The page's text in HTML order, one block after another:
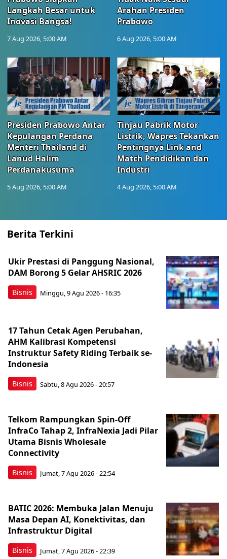
Langkah Besar untuk
Inovasi Bangsa!
7 Aug 2026, 5:00 AM
Arahan Presiden
Prabowo
6 Aug 2026, 5:00 AM
Presiden Prabowo Antar
Kepulangan Perdana
Menteri Thailand di
Lanud Halim
Perdanakusuma
5 Aug 2026, 5:00 AM
Tinjau Pabrik Motor
Listrik, Wapres Tekankan
Pentingnya Link and
Match Pendidikan dan
Industri
4 Aug 2026, 5:00 AM
Berita Terkini
Bisnis
Ukir Prestasi di Panggung Nasional,
DAM Borong 5 Gelar AHSRIC 2026
Minggu, 9 Agu 2026 - 16:35
Bisnis
17 Tahun Cetak Agen Perubahan,
AHM Kalibrasi Kompetensi
Instruktur Safety Riding Terbaik se-
Indonesia
Sabtu, 8 Agu 2026 - 20:57
Bisnis
Telkom Rampungkan Spin-Off
InfraCo Tahap 2, InfraNexia Jadi Pilar
Utama Bisnis Wholesale
Connectivity
Jumat, 7 Agu 2026 - 22:54
Bisnis
BATIC 2026: Membuka Jalan Menuju
Masa Depan AI, Konektivitas, dan
Infrastruktur Digital
Jumat, 7 Agu 2026 - 22:39